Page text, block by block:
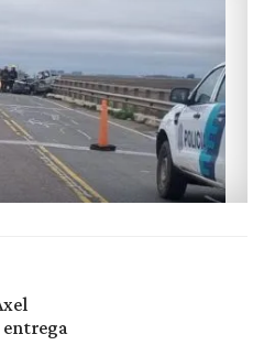
entrega